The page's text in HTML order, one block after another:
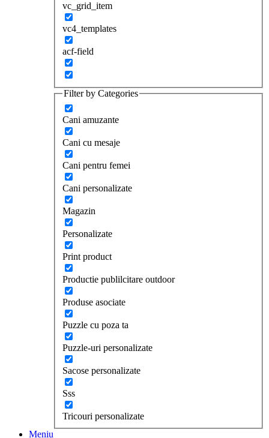
vc_grid_item
vc4_templates
acf-field
Filter by Categories
Cani amuzante
Cani cu mesaje
Cani pentru femei
Cani personalizate
Magazin
Personalizate
Print product
Productie publilcitare outdoor
Produse asociate
Puzzle cu poza ta
Puzzle-uri personalizate
Sacose personalizate
Sss
Tricouri personalizate
Meniu